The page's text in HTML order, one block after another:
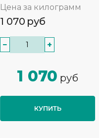
Цена за килограмм
1 070 руб
− +
1 070 руб
КУПИТЬ